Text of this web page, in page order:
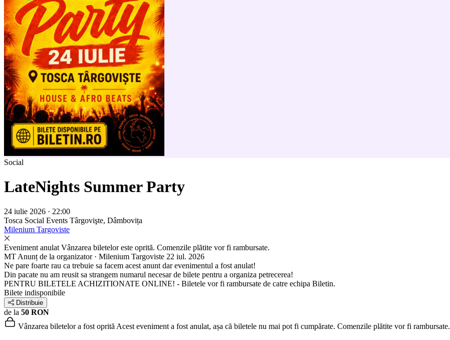
Social
LateNights Summer Party
24 iulie 2026 · 22:00
Tosca Social Events Târgovişte, Dâmbovița
Milenium Targoviste
Eveniment anulat Vânzarea biletelor este oprită. Comenzile plătite vor fi rambursate.
MT Anunț de la organizator · Milenium Targoviste 22 iul. 2026
Ne pare foarte rau ca trebuie sa facem acest anunt dar evenimentul a fost anulat!
Din pacate nu am reusit sa strangem numarul necesar de bilete pentru a organiza petrecerea!
PENTRU BILETELE ACHIZITIONATE ONLINE! - Biletele vor fi rambursate de catre echipa Biletin.
Bilete indisponibile
Distribuie
de la 50 RON
Vânzarea biletelor a fost oprită Acest eveniment a fost anulat, așa că biletele nu mai pot fi cumpărate. Comenzile plătite vor fi rambursate.